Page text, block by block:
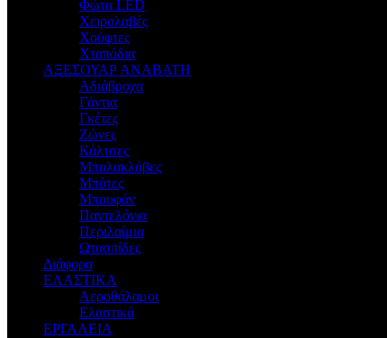
Φώτα LED
Χειρολαβές
Χούφτες
Χταπόδια
ΑΞΕΣΟΥΑΡ ΑΝΑΒΑΤΗ
Αδιάβροχα
Γάντια
Γκέτες
Ζώνες
Κάλτσες
Μπαλακλάβες
Μπότες
Μπουφάν
Παντελόνια
Περιλαίμια
Ωτασπίδες
Διάφορα
ΕΛΑΣΤΙΚΑ
Αεροθάλαμοι
Ελαστικά
ΕΡΓΑΛΕΙΑ